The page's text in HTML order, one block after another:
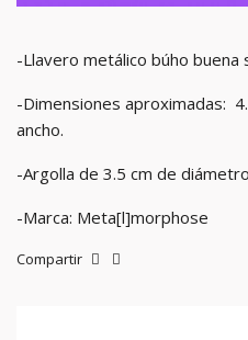
-Llavero metálico búho buena
-Dimensiones aproximadas:
ancho.
-Argolla de 3.5 cm de
-Marca: Meta[l]morphose
Compartir